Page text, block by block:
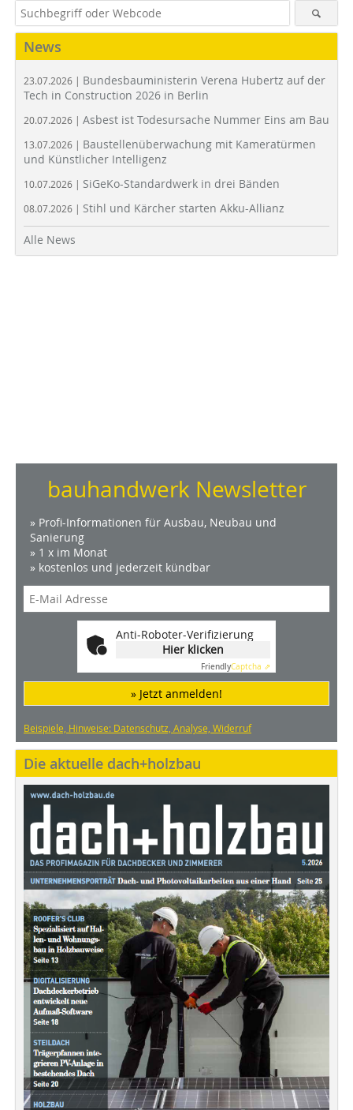
News
23.07.2026 | Bundesbauministerin Verena Hubertz auf der
Tech in Construction 2026 in Berlin
20.07.2026 | Asbest ist Todesursache Nummer Eins am Bau
13.07.2026 | Baustellenüberwachung mit Kameratürmen
und Künstlicher Intelligenz
10.07.2026 | SiGeKo-Standardwerk in drei Bänden
08.07.2026 | Stihl und Kärcher starten Akku-Allianz
Alle News
bauhandwerk Newsletter
» Profi-Informationen für Ausbau, Neubau und
Sanierung
» 1 x im Monat
» kostenlos und jederzeit kündbar
Anti-Roboter-Verifizierung
Hier klicken
FriendlyCaptcha ⇗
» Jetzt anmelden!
Beispiele, Hinweise: Datenschutz, Analyse, Widerruf
Die aktuelle dach+holzbau